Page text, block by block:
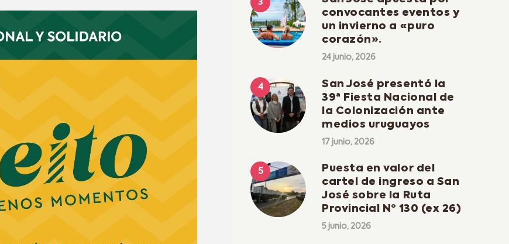
convocantes eventos y
un invierno a «puro
corazón».
24 junio, 2026
San José presentó la
39ª Fiesta Nacional de
la Colonización ante
medios uruguayos
17 junio, 2026
Puesta en valor del
cartel de ingreso a San
José sobre la Ruta
Provincial Nº 130 (ex 26)
5 junio, 2026